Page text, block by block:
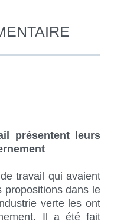
présentent leurs
travail qui avaient
propositions dans le
verte les ont
Il a été fait